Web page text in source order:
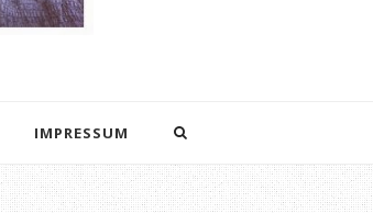
IMPRESSUM